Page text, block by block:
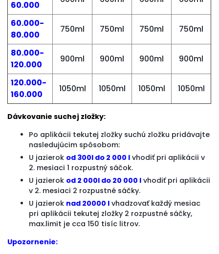
60.000
60.000-
80.000
750ml 750ml 750ml 750ml
80.000-
120.000
900ml 900ml 900ml 900ml
120.000-
160.000
1050ml 1050ml 1050ml 1050ml
Dávkovanie suchej zložky:
Po aplikácii tekutej zložky suchú zložku pridávajte
nasledujúcim spôsobom:
U jazierok od 300l do 2 000 l vhodiť pri aplikácii v
2. mesiaci 1 rozpustný sáčok.
U jazierok od 2 000l do 20 000 l vhodiť pri aplikácii
v 2. mesiaci 2 rozpustné sáčky.
U jazierok nad 20000 l vhadzovať každý mesiac
pri aplikácii tekutej zložky 2 rozpustné sáčky,
max.limit je cca 150 tisíc litrov.
Upozornenie: